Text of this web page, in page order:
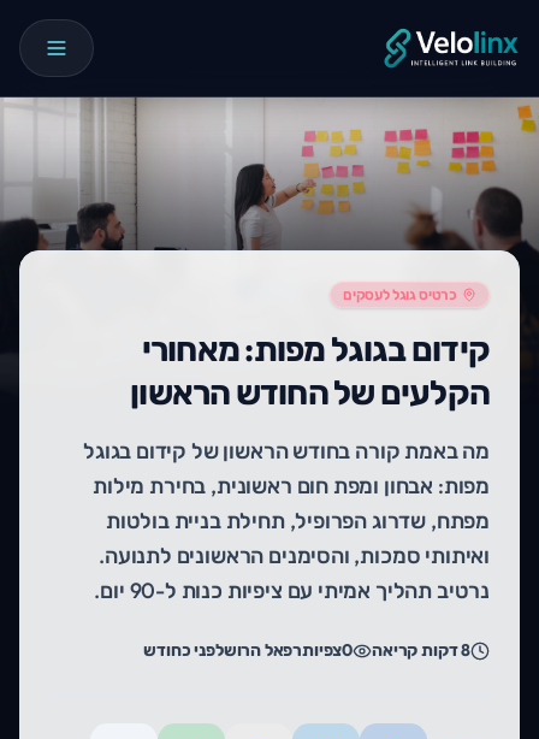
כרטיס גוגל לעסקים
קידום בגוגל מפות: מאחורי
הקלעים של החודש הראשון
מה באמת קורה בחודש הראשון של קידום בגוגל
מפות: אבחון ומפת חום ראשונית, בחירת מילות
מפתח, שדרוג הפרופיל, תחילת בניית בולטות
ואיתותי סמכות, והסימנים הראשונים לתנועה.
נרטיב תהליך אמיתי עם ציפיות כנות ל-90 יום.
8דקות קריאה 0צפיותרפאל הרושלפני כחודש